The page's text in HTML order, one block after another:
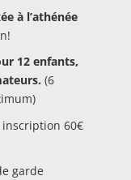
à l’athénée
12 enfants,
(6
60€
garde